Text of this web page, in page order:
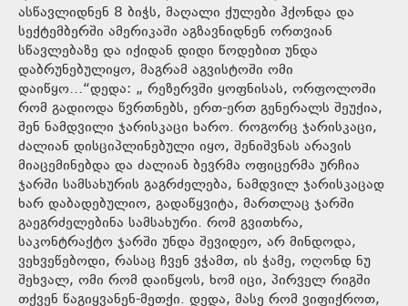
ასწავლიდნენ 8 ბიჭს, მაღალი ქულები ჰქონდა და
სექტემბერში ამერიკაში აგზავნიდნენ ორთვიან
სწავლებაზე და იქიდან დიდი წოდებით უნდა
დაბრუნებულიყო, მაგრამ აგვისტოში ომი
დაიწყო…“დედა: „ რეზერვში ყოფნისას, ორფოლოში
რომ გადიოდა წვრთნებს, ერთ-ერთ გენერალს შეუქია,
შენ ნამდვილი ჯარისკაცი ხარო. როგორც ჯარისკაცი,
ძალიან დისციპლინებული იყო, შენიშვნას არავის
მიაცემინებდა და ძალიან ბევრმა ოფიცერმა ურჩია
ჯარში სამსახურის გაგრძელება, ნამდვილ ჯარისკაცად
ხარ დაბადებულიო, გადაწყვიტა, მართლაც ჯარში
გაეგრძელებინა სამსახური. რომ გვითხრა,
საკონტრაქტო ჯარში უნდა შევიდეო, არ მინდოდა,
ვეხვეწებოდი, რასაც ჩვენ ვჭამთ, ის ჭამე, ოღონდ ნუ
შეხვალ, ომი რომ დაიწყოს, ხომ იცი, პირველ რიგში
თქვენ წაგიყვანენ-მეთქი. დედა, მასე რომ ვიფიქროთ,